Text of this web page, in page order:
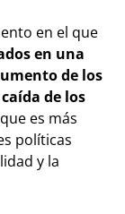
en el que
en una
de los
de los
es más
políticas
y la